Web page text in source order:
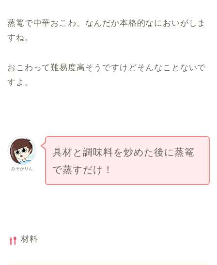
蒸篭で中華おこわ。なんだか本格的なにおいがしま
すね。
おこわって難易度高そうですけどそんなことないで
すよ。
みそかりん
具材と調味料を炒めた後に蒸篭
で蒸すだけ！
材料